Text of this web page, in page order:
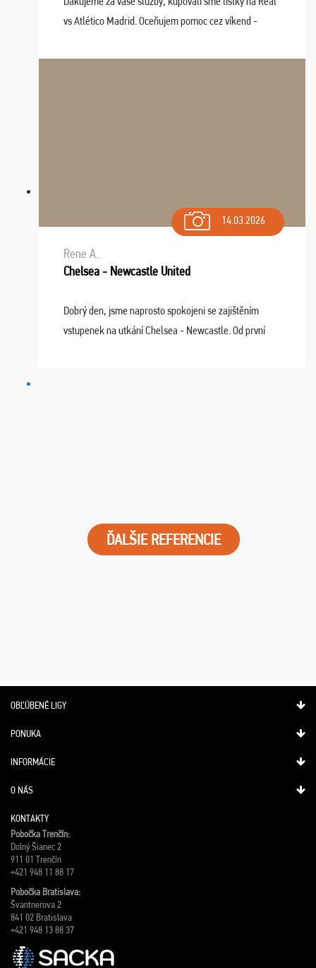
vs Atlético Madrid. Oceňujem pomoc cez víkend -
spokojnosti. Sedenie bolo dobré, štadión Barnabéu ...
14.03.2026
Rene A.
Chelsea - Newcastle United
Dobrý den, jsme naprosto spokojeni se zajištěním
vstupenek na utkání Chelsea - Newcastle. Od první
ĎALŠIE REFERENCIE
OBĽÚBENÉ LIGY
PONUKA
INFORMÁCIE
O NÁS
KONTAKTY
Pobočka Trenčín:
Dolný Šianec 2
911 01 Trenčín
+421 948 11 88 17
Pobočka Bratislava:
Švantnerova 2
841 02 Bratislava
+421 948 13 88 37